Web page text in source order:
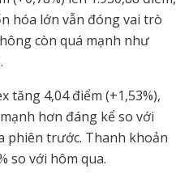
hóa lớn vẫn đóng vai trò
còn quá mạnh như
tăng 4,04 điểm (+1,53%),
hơn đáng kể so với
phiên trước. Thanh khoản
so với hôm qua.